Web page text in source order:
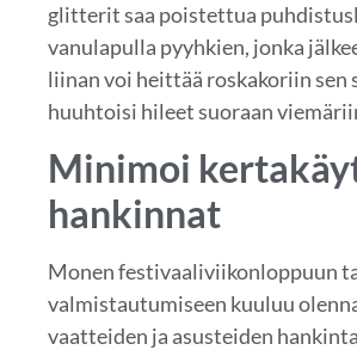
glitterit saa poistettua
vanulapulla pyyhkien, jonka
liinan voi heittää roskakoriin sen
huuhtoisi hileet suoraan
Minimoi
hankinnat
Monen festivaaliviikonloppuun
valmistautumiseen kuuluu
vaatteiden ja asusteiden